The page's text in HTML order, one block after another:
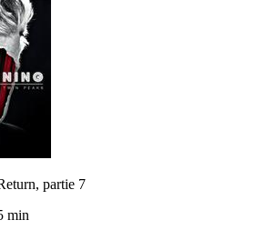
partie 7
min